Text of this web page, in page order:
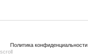
Политика конфиденциальности
scroll